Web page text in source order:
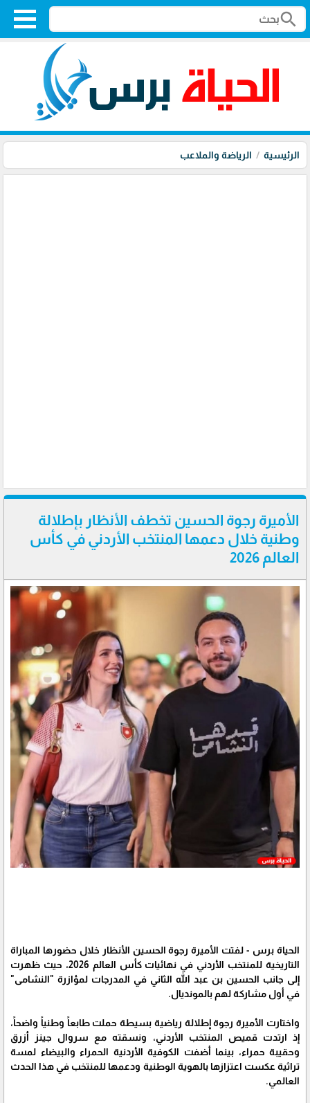
search
الرئيسية الرياضة والملاعب
الأميرة رجوة الحسين تخطف الأنظار بإطلالة
وطنية خلال دعمها المنتخب الأردني في كأس
العالم 2026
الحياة برس - لفتت الأميرة رجوة الحسين الأنظار خلال حضورها المباراة
التاريخية للمنتخب الأردني في نهائيات كأس العالم 2026، حيث ظهرت
إلى جانب الحسين بن عبد الله الثاني في المدرجات لمؤازرة "النشامى"
في أول مشاركة لهم بالمونديال.
واختارت الأميرة رجوة إطلالة رياضية بسيطة حملت طابعاً وطنياً واضحاً،
إذ ارتدت قميص المنتخب الأردني، ونسقته مع سروال جينز أزرق
وحقيبة حمراء، بينما أضفت الكوفية الأردنية الحمراء والبيضاء لمسة
تراثية عكست اعتزازها بالهوية الوطنية ودعمها للمنتخب في هذا الحدث
العالمي.